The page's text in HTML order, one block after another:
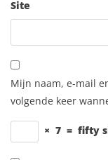
Site
Mijn naam, e-mail
volgende keer
× 7 = fifty